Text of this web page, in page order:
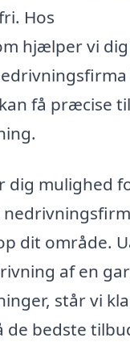
Hos
hjælper vi
få præcise
dig mulighed
dit område.
af en
står vi
bedste